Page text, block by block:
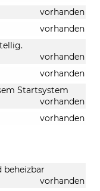
vorhanden
vorhanden
vorhanden
vorhanden
Startsystem
vorhanden
vorhanden
beheizbar
vorhanden